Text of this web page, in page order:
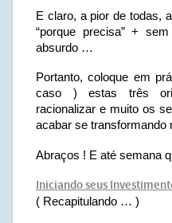
E claro, a pior de todas,
“porque precisa” +
absurdo …
Portanto, coloque em
caso ) estas três
racionalizar e muito os
acabar se transformando
Abraços ! E até semana
Iniciando seus
( Recapitulando … )